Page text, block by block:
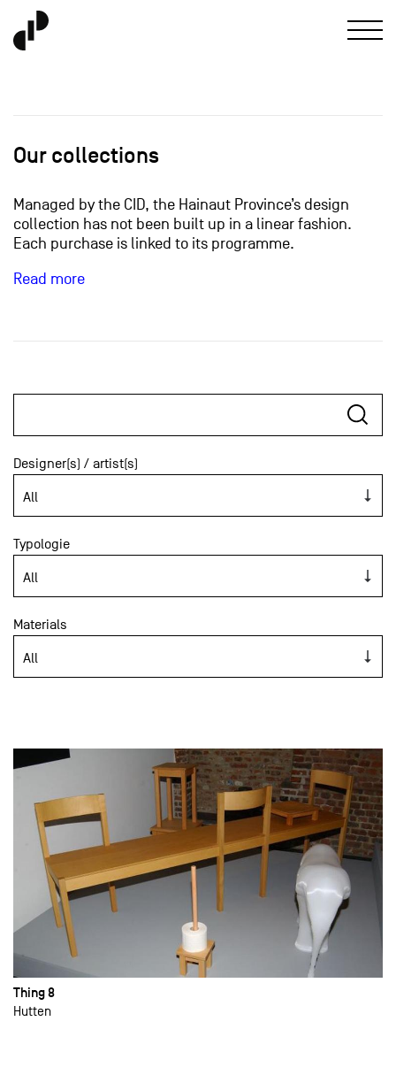
Our collections
Managed by the CID, the Hainaut Province’s design
collection has not been built up in a linear fashion.
Each purchase is linked to its programme.
Read more
Designer(s) / artist(s)
Typologie
Materials
Thing 8
Hutten